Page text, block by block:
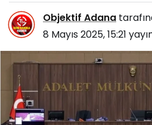
Objektif Adana
8 Mayıs 2025, 15:21